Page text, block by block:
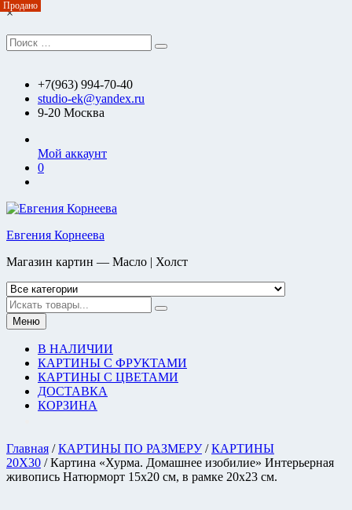
Перейти
содержимому
×
Искать:
Поиск
+7(963) 994-70-40
studio-ek@yandex.ru
9-20 Москва
Мой аккаунт
0
Евгения Корнеева
Магазин картин — Масло | Холст
Искать
Меню
В НАЛИЧИИ
КАРТИНЫ С ФРУКТАМИ
КАРТИНЫ С ЦВЕТАМИ
ДОСТАВКА
КОРЗИНА
Главная /КАРТИНЫ ПО РАЗМЕРУ/КАРТИНЫ
20Х30 / Картина «Хурма. Домашнее изобилие» Интерьерная
живопись Натюрморт 15х20 см, в рамке 20х23 см.
Продано
Продано